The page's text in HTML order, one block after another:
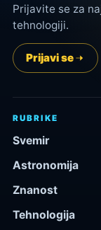
Prijavite se za
tehnologiji.
Prijavi se
RUBRIKE
Svemir
Astronomija
Znanost
Tehnologija